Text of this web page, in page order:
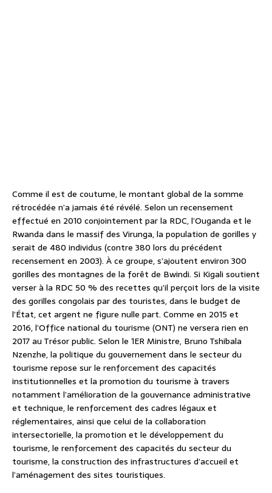
Comme il est de coutume, le montant global de la somme
rétrocédée n’a jamais été révélé. Selon un recensement
effectué en 2010 conjointement par la RDC, l’Ouganda et le
Rwanda dans le massif des Virunga, la population de gorilles y
serait de 480 individus (contre 380 lors du précédent
recensement en 2003). À ce groupe, s’ajoutent environ 300
gorilles des montagnes de la forêt de Bwindi. Si Kigali soutient
verser à la RDC 50 % des recettes qu’il perçoit lors de la visite
des gorilles congolais par des touristes, dans le budget de
l’État, cet argent ne figure nulle part. Comme en 2015 et
2016, l’Office national du tourisme (ONT) ne versera rien en
2017 au Trésor public. Selon le 1ER Ministre, Bruno Tshibala
Nzenzhe, la politique du gouvernement dans le secteur du
tourisme repose sur le renforcement des capacités
institutionnelles et la promotion du tourisme à travers
notamment l’amélioration de la gouvernance administrative
et technique, le renforcement des cadres légaux et
réglementaires, ainsi que celui de la collaboration
intersectorielle, la promotion et le développement du
tourisme, le renforcement des capacités du secteur du
tourisme, la construction des infrastructures d’accueil et
l’aménagement des sites touristiques.